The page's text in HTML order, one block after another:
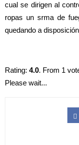
cual se dirigen al
ropas un srma de
quedando a
Rating: 4.0. From 1
Please wait...